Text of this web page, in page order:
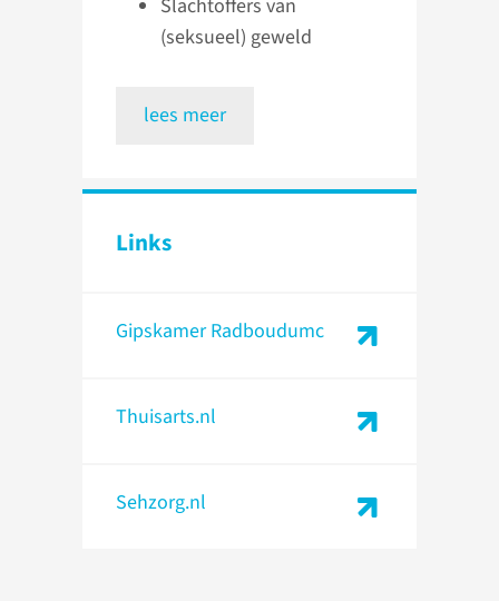
Slachtoffers van
(seksueel) geweld
lees meer
Links
Gipskamer Radboudumc
Thuisarts.nl
Sehzorg.nl